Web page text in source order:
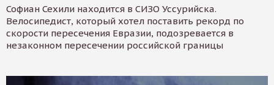
Софиан Сехили находится в СИЗО Уссурийска.
Велосипедист, который хотел поставить рекорд по
скорости пересечения Евразии, подозревается в
незаконном пересечении российской границы